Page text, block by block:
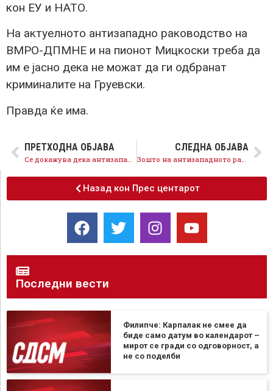
кон ЕУ и НАТО.
На актуелното антизападно раководство на
ВМРО-ДПМНЕ и на пионот Мицкоски треба да
им е јасно дека не можат да ги одбранат
криминалите на Груевски.
Правда ќе има.
ПРЕТХОДНА ОБЈАВА
Се докажува дека антизападното раководство на ВМРО-ДПМНЕ и Мицкоски ја имаат истата матрица на Груевски, затоа се против НАТО и ЕУ
СЛЕДНА ОБЈАВА
Зошто на антизападното раководство на ВМРО-ДПМНЕ му пречи праведно оданочување и зголемена социјална помош за 300 отсто
Назад кон Прес центарот
Последни вести
Филипче: Карпалак не смее да
биде само датум во календарот –
мирот се гради со одговорност, а
не со поделби